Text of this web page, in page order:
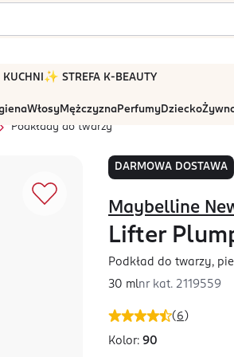
KUCHNI ✨ STREFA K-BEAUTY
WłosyMężczyznaPerfumyDziecko
Podkłady do twarzy
DARMOWA DOSTAWA
( 6 )
Maybelline
Lifter
Podkład do twarzy,
30 mlnr kat. 2119559
Kolor: 90